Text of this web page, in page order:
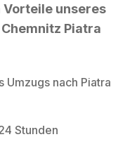
Vorteile unseres
Piatra
nach Piatra
Stunden